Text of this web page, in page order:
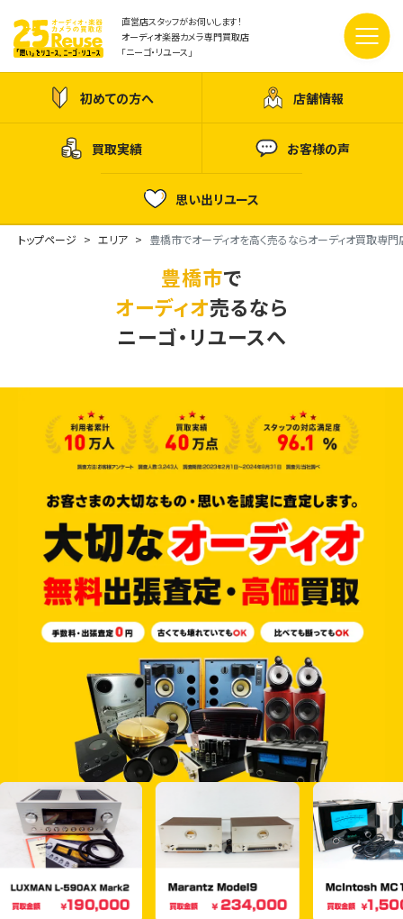
直営店スタッフがお伺いします！
オーディオ楽器カメラ専門買取店
「ニーゴ・リユース」
初めての方へ 店舗情報
買取実績 お客様の声
思い出リユース
トップページ エリア 豊橋市でオーディオを高く売るならオーディオ買取専門
豊橋市で
オーディオ売るなら
ニーゴ・リユースへ